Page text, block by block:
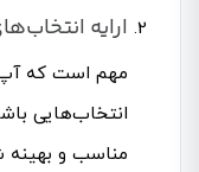
ارایه
مهم است که
انتخاب‌هایی
مناسب و